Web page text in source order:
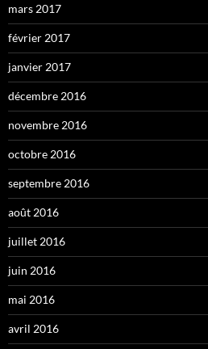
mars 2017
février 2017
janvier 2017
décembre 2016
novembre 2016
octobre 2016
septembre 2016
août 2016
juillet 2016
juin 2016
mai 2016
avril 2016